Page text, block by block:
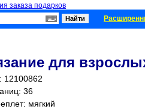
заказа подарков
для
12100862
36
мягкий